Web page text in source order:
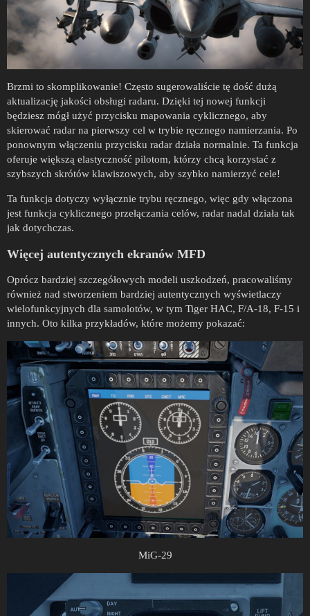
Brzmi to skomplikowanie! Często sugerowaliście tę dość dużą
aktualizację jakości obsługi radaru. Dzięki tej nowej funkcji
będziesz mógł użyć przycisku mapowania cyklicznego, aby
skierować radar na pierwszy cel w trybie ręcznego namierzania. Po
ponownym włączeniu przycisku radar działa normalnie. Ta funkcja
oferuje większą elastyczność pilotom, którzy chcą korzystać z
szybszych skrótów klawiszowych, aby szybko namierzyć cele!
Ta funkcja dotyczy wyłącznie trybu ręcznego, więc gdy włączona
jest funkcja cyklicznego przełączania celów, radar nadal działa tak
jak dotychczas.
Więcej autentycznych ekranów MFD
Oprócz bardziej szczegółowych modeli uszkodzeń, pracowaliśmy
również nad stworzeniem bardziej autentycznych wyświetlaczy
wielofunkcyjnych dla samolotów, w tym Tiger HAC, F/A-18, F-15 i
innych. Oto kilka przykładów, które możemy pokazać:
MiG-29